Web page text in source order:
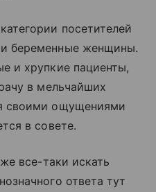
посетителей
беременные женщины.
и хрупкие пациенты,
в мельчайших
своими ощущениями
в совете.
все-таки искать
ответа тут